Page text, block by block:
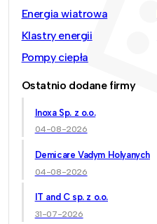
Energia wiatrowa
Klastry energii
Pompy ciepła
Ostatnio dodane firmy
Inoxa Sp. z o.o.
04-08-2026
Demicare Vadym Holyanych
04-08-2026
IT and C sp. z o.o.
31-07-2026